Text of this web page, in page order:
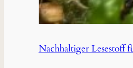
Nachhaltiger Lesestoff